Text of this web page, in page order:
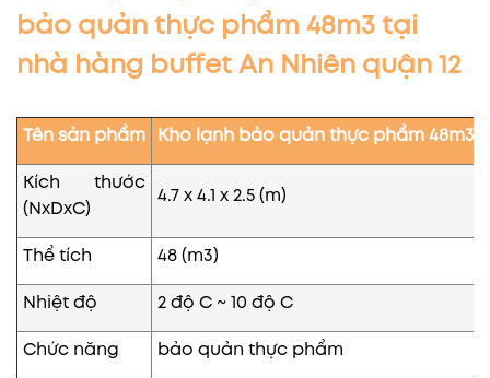
bảo quản thực phẩm 48m3 tại
nhà hàng buffet An Nhiên quận 12
Tên sản phẩm Kho lạnh bảo quản thực phẩm 48m3
Kích thước
(NxDxC)
4.7 x 4.1 x 2.5 (m)
Thể tích 48 (m3)
Nhiệt độ 2 độ C ~ 10 độ C
Chức năng bảo quản thực phẩm